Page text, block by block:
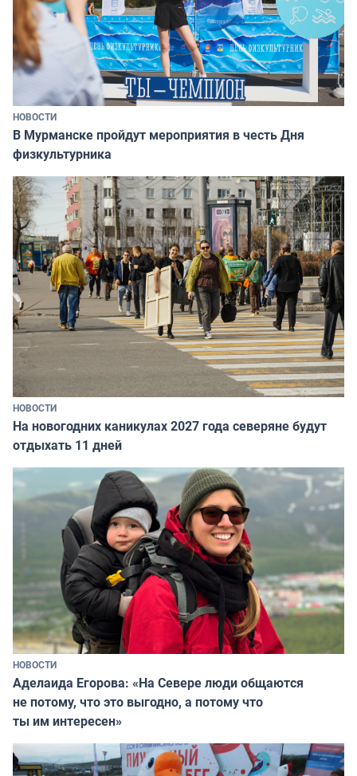
НОВОСТИ
В Мурманске пройдут мероприятия в честь Дня
физкультурника
НОВОСТИ
На новогодних каникулах 2027 года северяне будут
отдыхать 11 дней
НОВОСТИ
Аделаида Егорова: «На Севере люди общаются
не потому, что это выгодно, а потому что
ты им интересен»